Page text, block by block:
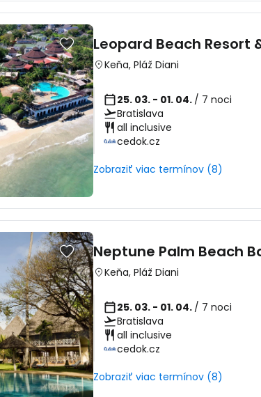
Leopard Beach Resort
Keňa, Pláž Diani
25. 03. - 01. 04. / 7 noci
Bratislava
all inclusive
cedok.cz
Zobraziť viac termínov (8)
Neptune Palm Beach
Keňa, Pláž Diani
25. 03. - 01. 04. / 7 noci
Bratislava
all inclusive
cedok.cz
Zobraziť viac termínov (8)